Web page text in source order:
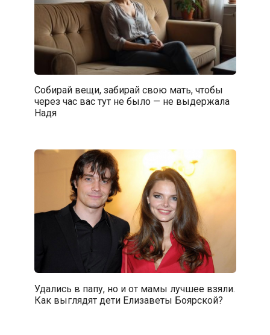
Собирай вещи, забирай свою мать, чтобы
через час вас тут не было — не выдержала
Надя
Удались в папу, но и от мамы лучшее взяли.
Как выглядят дети Елизаветы Боярской?